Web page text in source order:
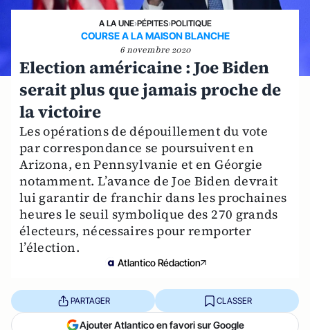
A LA UNE›PÉPITES›POLITIQUE
COURSE A LA MAISON BLANCHE
6 novembre 2020
Election américaine : Joe Biden
serait plus que jamais proche de
la victoire
Les opérations de dépouillement du vote
par correspondance se poursuivent en
Arizona, en Pennsylvanie et en Géorgie
notamment. L’avance de Joe Biden devrait
lui garantir de franchir dans les prochaines
heures le seuil symbolique des 270 grands
électeurs, nécessaires pour remporter
l’élection.
Atlantico Rédaction
PARTAGER CLASSER
Ajouter Atlantico en favori sur Google